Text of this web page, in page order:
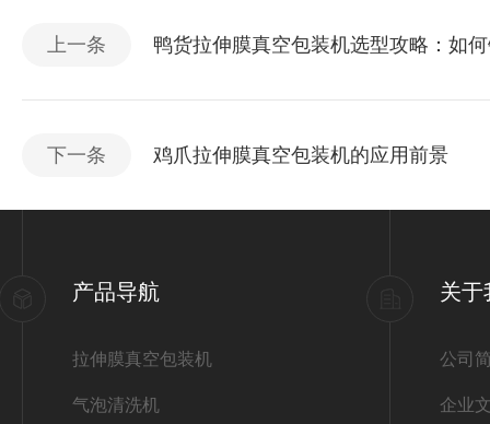
上一条 鸭货拉伸膜真空包装机选型攻略：如
下一条 鸡爪拉伸膜真空包装机的应用前景
产品导航
拉伸膜真空包装机
气泡清洗机
关于
公司
企业